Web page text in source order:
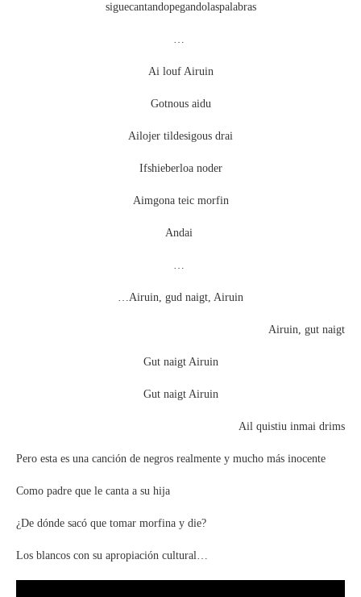
siguecantandopegandolaspalabras
…
Ai louf Airuin
Gotnous aidu
Ailojer tildesigous drai
Ifshieberloa noder
Aimgona teic morfin
Andai
…
…Airuin, gud naigt, Airuin
Airuin, gut naigt
Gut naigt Airuin
Gut naigt Airuin
Ail quistiu inmai drims
Pero esta es una canción de negros realmente y mucho más inocente
Como padre que le canta a su hija
¿De dónde sacó que tomar morfina y die?
Los blancos con su apropiación cultural…